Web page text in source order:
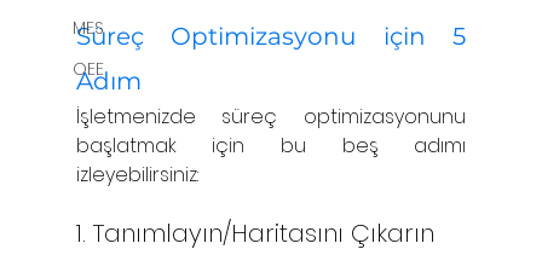
MES
OEE
Süreç Optimizasyonu için 5
Adım
İşletmenizde süreç optimizasyonunu
başlatmak için bu beş adımı
izleyebilirsiniz:
1. Tanımlayın/Haritasını Çıkarın